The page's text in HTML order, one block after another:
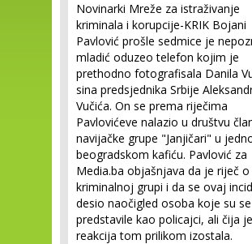
Novinarki Mreže za istraživanje
kriminala i korupcije-KRIK Bojani
Pavlović prošle sedmice je
mladić oduzeo telefon kojim je
prethodno fotografisala Danila
sina predsjednika Srbije
Vučića. On se prema riječima
Pavlovićeve nalazio u društvu
navijačke grupe "Janjičari" u
beogradskom kafiću. Pavlović za
Media.ba objašnjava da je riječ o
kriminalnoj grupi i da se ovaj
desio naočigled osoba koje su se
predstavile kao policajci, ali čija je
reakcija tom prilikom izostala.